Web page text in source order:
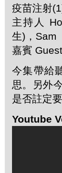
疫苗注射
主持人
生)，Sam
嘉賓 Guest
今集帶給
思。另外
是否註定
Youtube